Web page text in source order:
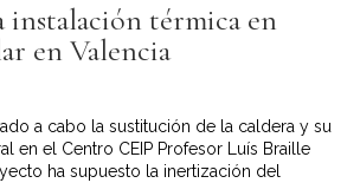
instalación térmica en
en Valencia
a cabo la sustitución de la caldera y su
en el Centro CEIP Profesor Luís Braille
ha supuesto la inertización del